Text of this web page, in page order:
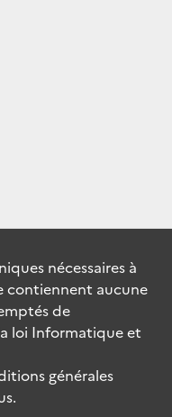
nécessaires à
contiennent aucune
de
loi Informatique et
générales